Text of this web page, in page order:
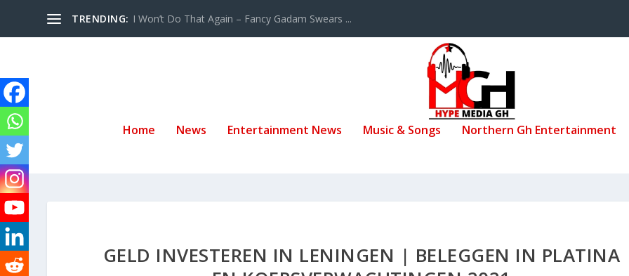
TRENDING: I Won’t Do That Again – Fancy Gadam Swears ...
Home News Entertainment News Music & Songs Northern Gh Entertainment
GELD INVESTEREN IN LENINGEN | BELEGGEN IN PLATINA